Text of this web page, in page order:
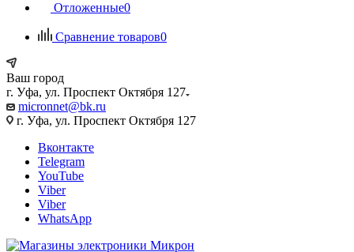
Отложенные0
Сравнение товаров0
Ваш город
г. Уфа, ул. Проспект Октября 127
micronnet@bk.ru
г. Уфа, ул. Проспект Октября 127
Вконтакте
Telegram
YouTube
Viber
Viber
WhatsApp